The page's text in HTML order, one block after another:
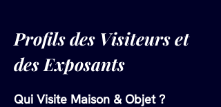
Profils des Visiteurs et
des Exposants
Qui Visite Maison & Objet ?